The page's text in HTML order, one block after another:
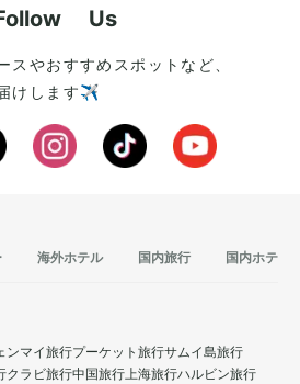
Us
スやおすすめスポットなど、
けします✈️
海外ホテル 国内旅行 国内ホテル
ンマイ旅行プーケット旅行サムイ島旅行
クラビ旅行中国旅行上海旅行ハルビン旅行